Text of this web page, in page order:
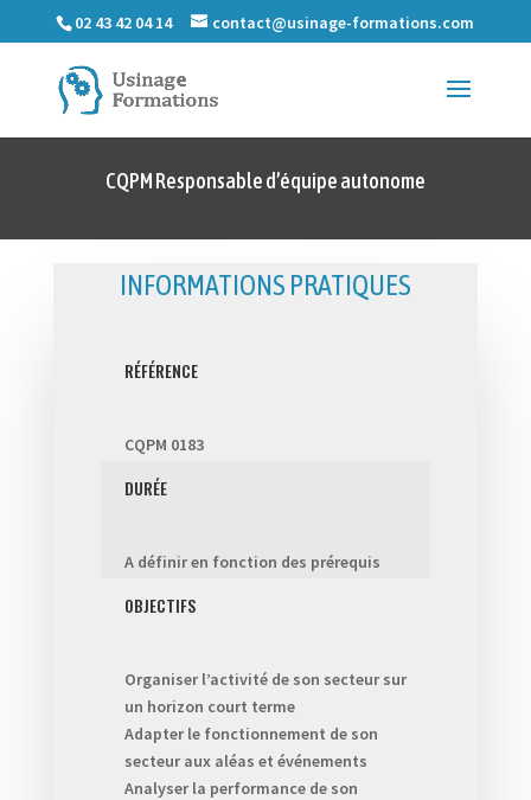
02 43 42 04 14 contact@usinage-formations.com
CQPM Responsable d’équipe autonome
INFORMATIONS PRATIQUES
RÉFÉRENCE
CQPM 0183
DURÉE
A définir en fonction des prérequis
OBJECTIFS
Organiser l’activité de son secteur sur
un horizon court terme
Adapter le fonctionnement de son
secteur aux aléas et événements
Analyser la performance de son